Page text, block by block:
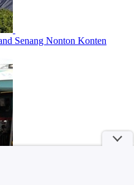
Senang Nonton Konten